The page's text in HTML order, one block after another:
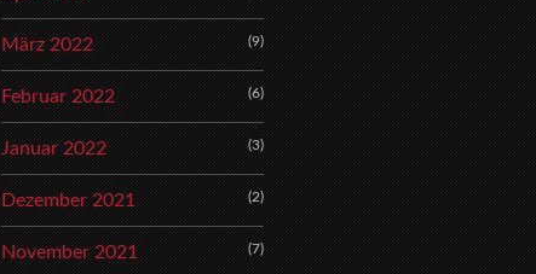
März 2022 (9)
Februar 2022 (6)
Januar 2022 (3)
Dezember 2021 (2)
November 2021 (7)